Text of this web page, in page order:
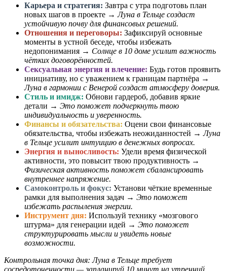
Карьера и стратегия: Завтра с утра подготовь план
новых шагов в проекте →Луна в Тельце создаст
устойчивую почву для финансовых решений.
Отношения и переговоры: Зафиксируй основные
моменты в устной беседе, чтобы избежать
недопонимания → Солнце в 10 доме усилит важность
чётких договорённостей.
Сексуальная энергия и влечение: Будь готов проявить
инициативу, но с уважением к границам партнёра →
Луна в гармонии с Венерой создаст атмосферу доверия.
Стиль и имидж: Обнови гардероб, добавив яркие
детали → Это поможет подчеркнуть твою
индивидуальность и уверенность.
Финансы и обязательства: Оцени свои финансовые
обязательства, чтобы избежать неожиданностей →Луна
в Тельце усилит интуицию в денежных вопросах.
Энергия и выносливость: Удели время физической
активности, это повысит твою продуктивность →
Физическая активность поможет сбалансировать
внутреннее напряжение.
Самоконтроль и фокус: Установи чёткие временные
рамки для выполнения задач → Это поможет
избежать распыления энергии.
Инструмент дня: Используй технику «мозгового
штурма» для генерации идей → Это поможет
структурировать мысли и увидеть новые
возможности.
Контрольная точка дня: Луна в Тельце требует
сосредоточенности — запланируй 10 минут на утренний